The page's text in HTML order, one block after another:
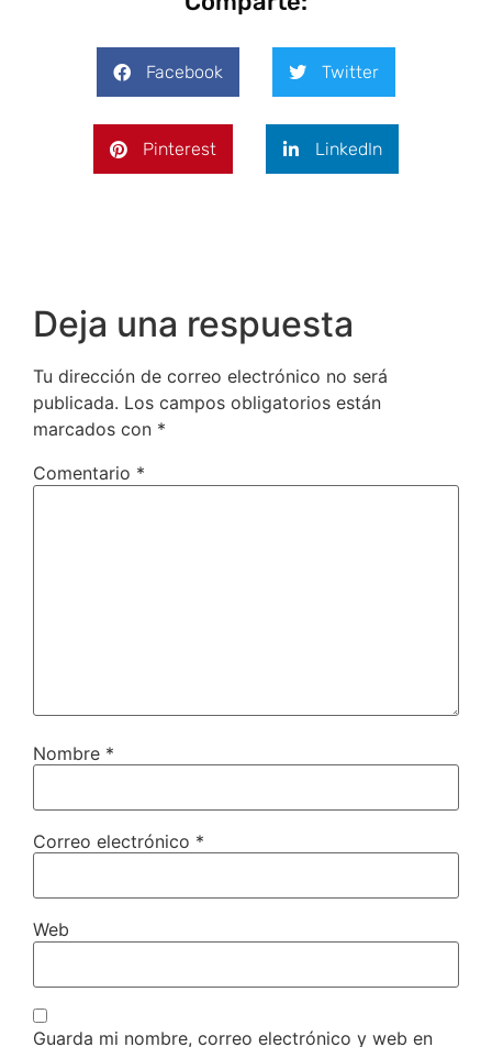
Facebook Twitter
Pinterest LinkedIn
Deja una respuesta
Tu dirección de correo electrónico no será
publicada. Los campos obligatorios están
marcados con *
Comentario *
Nombre *
Correo electrónico *
Web
Guarda mi nombre, correo electrónico y web en